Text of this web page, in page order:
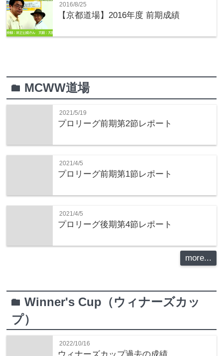
2016/8/25
【京都道場】2016年度 前期成績
folder MCWW道場
2021/5/19
プロリーグ前期第2節レポート
2021/4/5
プロリーグ前期第1節レポート
2021/4/5
プロリーグ後期第4節レポート
more...
folderWinner's Cup（ウィナーズカッ
プ）
2022/10/16
ウィナーズカップ過去の成績